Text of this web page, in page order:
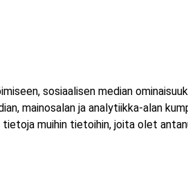
ja linja-auton kuljettajien
sosiaalisen median
mainosalan ja analytiikka-alan
muihin tietoihin, joita olet